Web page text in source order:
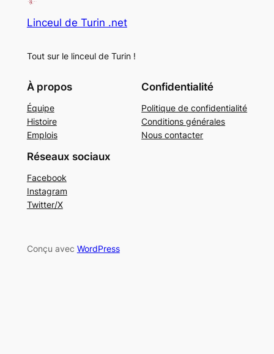
Linceul de Turin .net
Tout sur le linceul de Turin !
À propos
Équipe
Histoire
Emplois
Confidentialité
Politique de confidentialité
Conditions générales
Nous contacter
Réseaux sociaux
Facebook
Instagram
Twitter/X
Conçu avec WordPress